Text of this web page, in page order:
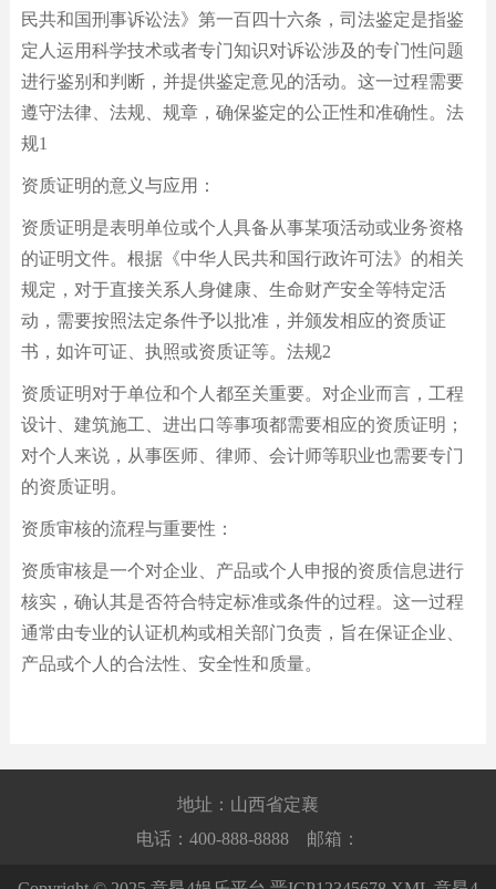
民共和国刑事诉讼法》第一百四十六条，司法鉴定是指鉴
定人运用科学技术或者专门知识对诉讼涉及的专门性问题
进行鉴别和判断，并提供鉴定意见的活动。这一过程需要
遵守法律、法规、规章，确保鉴定的公正性和准确性。法
规1
资质证明的意义与应用：
资质证明是表明单位或个人具备从事某项活动或业务资格
的证明文件。根据《中华人民共和国行政许可法》的相关
规定，对于直接关系人身健康、生命财产安全等特定活
动，需要按照法定条件予以批准，并颁发相应的资质证
书，如许可证、执照或资质证等。法规2
资质证明对于单位和个人都至关重要。对企业而言，工程
设计、建筑施工、进出口等事项都需要相应的资质证明；
对个人来说，从事医师、律师、会计师等职业也需要专门
的资质证明。
资质审核的流程与重要性：
资质审核是一个对企业、产品或个人申报的资质信息进行
核实，确认其是否符合特定标准或条件的过程。这一过程
通常由专业的认证机构或相关部门负责，旨在保证企业、
产品或个人的合法性、安全性和质量。
地址：山西省定襄
电话：400-888-8888 邮箱：